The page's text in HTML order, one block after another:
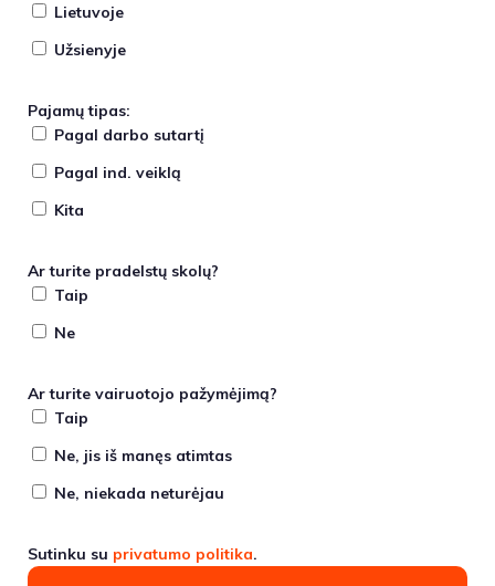
Lietuvoje
Užsienyje
Pajamų tipas:
Pagal darbo sutartį
Pagal ind. veiklą
Kita
Ar turite pradelstų skolų?
Taip
Ne
Ar turite vairuotojo pažymėjimą?
Taip
Ne, jis iš manęs atimtas
Ne, niekada neturėjau
Sutinku su privatumo politika.